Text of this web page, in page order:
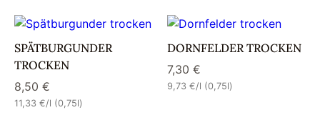
SPÄTBURGUNDER
TROCKEN
8,50 €
11,33 €/l (0,75l)
DORNFELDER TROCKEN
7,30 €
9,73 €/l (0,75l)